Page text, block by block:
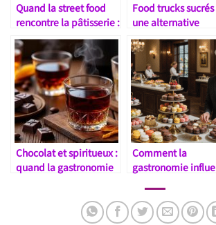
Quand la street food
rencontre la pâtisserie :
nouvelles tendances
Food trucks sucrés
une alternative
rentable à la
classique
Chocolat et spiritueux :
quand la gastronomie
Comment la
gastronomie